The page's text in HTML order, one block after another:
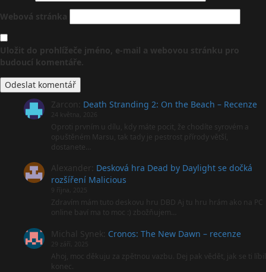
Webová stránka
Uložit do prohlížeče jméno, e-mail a webovou stránku pro
budoucí komentáře.
Zarcon Death Stranding 2: On the Beach – Recenze
24 května, 2026
Oproti prvním u dílu, kdy máte pocit, že chodíte syrovém a
opuštěném Marsu, tak tady je pestrost přírody větší,
dostanete…
Alexander Desková hra Dead by Daylight se dočká
rozšíření Malicious
9 října, 2025
Zdravím mám tuto deskovu hru DBD Aj tu hru hrám ako na PC
online baví ma to moc :) zbožňujem…
Michal Synek Cronos: The New Dawn – recenze
29 září, 2025
Ahoj, moc děkuju za zpětnou vazbu. Dej pak vědět, jak se ti líbil
konec.